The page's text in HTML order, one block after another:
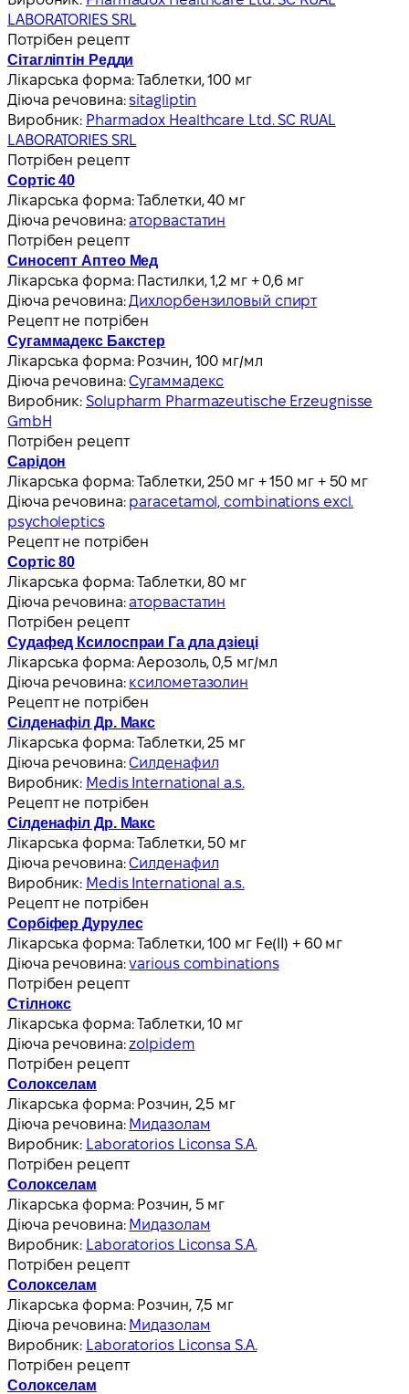
LABORATORIES SRL
Потрібен рецепт
Сітагліптін Редди
Лікарська форма:Таблетки, 100 мг
Діюча речовина:sitagliptin
Виробник: Pharmadox Healthcare Ltd. SC RUAL
LABORATORIES SRL
Потрібен рецепт
Сортіс 40
Лікарська форма:Таблетки, 40 мг
Діюча речовина:аторвастатин
Потрібен рецепт
Синосепт Аптео Мед
Лікарська форма: Пастилки, 1,2 мг + 0,6 мг
Діюча речовина:Дихлорбензиловый спирт
Рецепт не потрібен
Сугаммадекс Бакстер
Лікарська форма: Розчин, 100 мг/мл
Діюча речовина:Сугаммадекс
Виробник:Solupharm Pharmazeutische Erzeugnisse
GmbH
Потрібен рецепт
Сарідон
Лікарська форма:Таблетки, 250 мг + 150 мг + 50 мг
Діюча речовина: paracetamol, combinations excl.
psycholeptics
Рецепт не потрібен
Сортіс 80
Лікарська форма:Таблетки, 80 мг
Діюча речовина:аторвастатин
Потрібен рецепт
Судафед Ксилоспраи Га дла дзіеці
Лікарська форма:Аерозоль, 0,5 мг/мл
Діюча речовина: ксилометазолин
Рецепт не потрібен
Сілденафіл Др. Макс
Лікарська форма:Таблетки, 25 мг
Діюча речовина:Силденафил
Виробник: Medis International a.s.
Рецепт не потрібен
Сілденафіл Др. Макс
Лікарська форма:Таблетки, 50 мг
Діюча речовина:Силденафил
Виробник: Medis International a.s.
Рецепт не потрібен
Сорбіфер Дурулес
Лікарська форма:Таблетки, 100 мг Fe(II) + 60 мг
Діюча речовина:various combinations
Потрібен рецепт
Стілнокс
Лікарська форма:Таблетки, 10 мг
Діюча речовина:zolpidem
Потрібен рецепт
Солокселам
Лікарська форма: Розчин, 2,5 мг
Діюча речовина: Мидазолам
Виробник: Laboratorios Liconsa S.A.
Потрібен рецепт
Солокселам
Лікарська форма: Розчин, 5 мг
Діюча речовина: Мидазолам
Виробник: Laboratorios Liconsa S.A.
Потрібен рецепт
Солокселам
Лікарська форма: Розчин, 7,5 мг
Діюча речовина: Мидазолам
Виробник: Laboratorios Liconsa S.A.
Потрібен рецепт
Солокселам